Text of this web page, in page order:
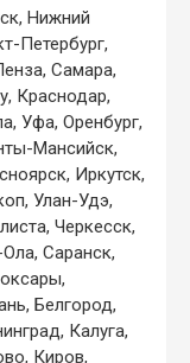
Нижний
Петербург,
Самара,
Краснодар,
Уфа, Оренбург,
Мансийск,
Иркутск,
Улан-Удэ,
Черкесск,
Саранск,
Белгород,
Калуга,
Киров,